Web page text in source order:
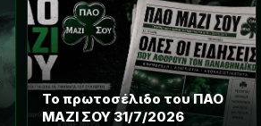
Το πρωτοσέλιδο του ΠΑΟ
ΜΑΖΙ ΣΟΥ 31/7/2026